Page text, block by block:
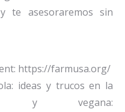
y te asesoraremos sin
https://farmusa.org/
ideas y trucos en la
y vegana: